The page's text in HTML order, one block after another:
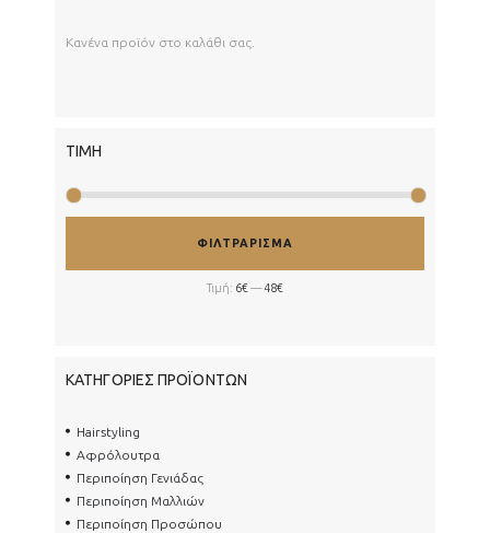
Κανένα προϊόν στο καλάθι σας.
ΤΙΜΉ
ΦΙΛΤΡΆΡΙΣΜΑ
Τιμή: 6€ —48€
ΚΑΤΗΓΟΡΊΕΣ ΠΡΟΪΌΝΤΩΝ
Hairstyling
Αφρόλουτρα
Περιποίηση Γενιάδας
Περιποίηση Μαλλιών
Περιποίηση Προσώπου